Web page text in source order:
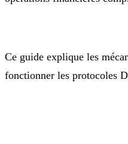
Ce guide explique les
fonctionner les protocoles